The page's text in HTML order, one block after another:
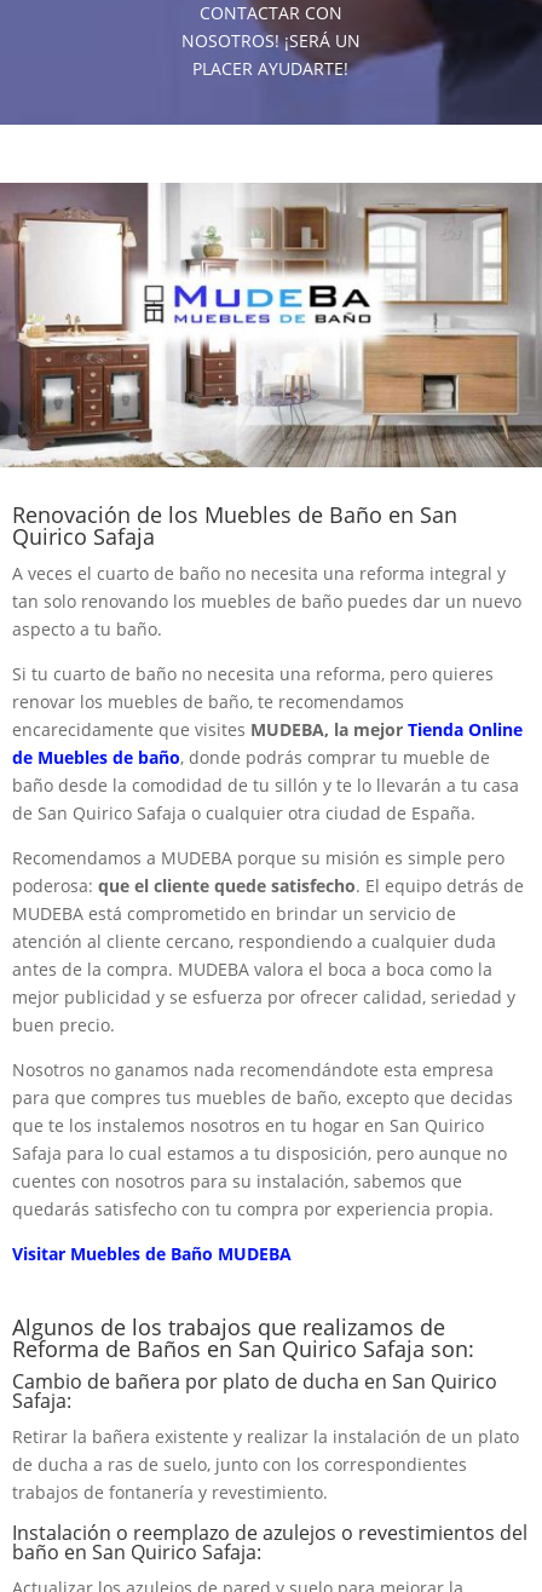
CONTACTAR CON
NOSOTROS! ¡SERÁ UN
PLACER AYUDARTE!
Renovación de los Muebles de Baño en San
Quirico Safaja
A veces el cuarto de baño no necesita una reforma integral y
tan solo renovando los muebles de baño puedes dar un nuevo
aspecto a tu baño.
Si tu cuarto de baño no necesita una reforma, pero quieres
renovar los muebles de baño, te recomendamos
encarecidamente que visites MUDEBA, la mejor Tienda Online
de Muebles de baño, donde podrás comprar tu mueble de
baño desde la comodidad de tu sillón y te lo llevarán a tu casa
de San Quirico Safaja o cualquier otra ciudad de España.
Recomendamos a MUDEBA porque su misión es simple pero
poderosa: que el cliente quede satisfecho. El equipo detrás de
MUDEBA está comprometido en brindar un servicio de
atención al cliente cercano, respondiendo a cualquier duda
antes de la compra. MUDEBA valora el boca a boca como la
mejor publicidad y se esfuerza por ofrecer calidad, seriedad y
buen precio.
Nosotros no ganamos nada recomendándote esta empresa
para que compres tus muebles de baño, excepto que decidas
que te los instalemos nosotros en tu hogar en San Quirico
Safaja para lo cual estamos a tu disposición, pero aunque no
cuentes con nosotros para su instalación, sabemos que
quedarás satisfecho con tu compra por experiencia propia.
Visitar Muebles de Baño MUDEBA
Algunos de los trabajos que realizamos de
Reforma de Baños en San Quirico Safaja son:
Cambio de bañera por plato de ducha en San Quirico
Safaja:
Retirar la bañera existente y realizar la instalación de un plato
de ducha a ras de suelo, junto con los correspondientes
trabajos de fontanería y revestimiento.
Instalación o reemplazo de azulejos o revestimientos del
baño en San Quirico Safaja:
Actualizar los azulejos de pared y suelo para mejorar la